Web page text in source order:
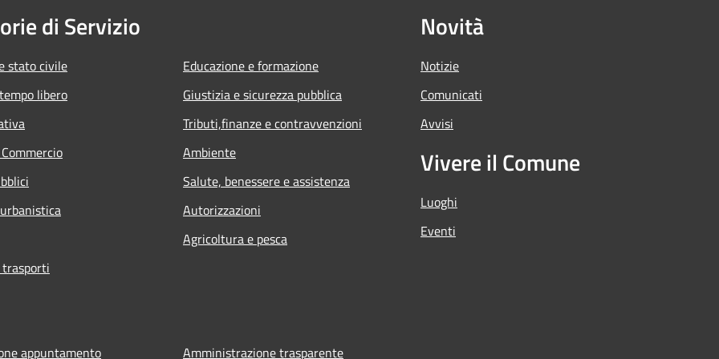
di Servizio
stato civile
libero
Educazione e formazione
Giustizia e sicurezza pubblica
Tributi,finanze e contravvenzioni
Ambiente
Salute, benessere e assistenza
Autorizzazioni
Agricoltura e pesca
Novità
Notizie
Comunicati
Avvisi
Vivere il Comune
Luoghi
Eventi
appuntamento Amministrazione trasparente